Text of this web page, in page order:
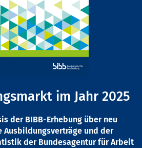
im Jahr 2025
der BIBB-Erhebung über neu
Ausbildungsverträge und der
der Bundesagentur für Arbeit